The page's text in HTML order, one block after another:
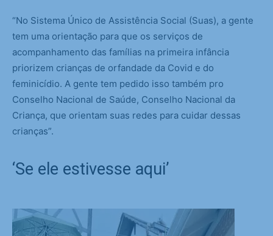
“No Sistema Único de Assistência Social (Suas), a gente
tem uma orientação para que os serviços de
acompanhamento das famílias na primeira infância
priorizem crianças de orfandade da Covid e do
feminicídio. A gente tem pedido isso também pro
Conselho Nacional de Saúde, Conselho Nacional da
Criança, que orientam suas redes para cuidar dessas
crianças”.
‘Se ele estivesse aqui’